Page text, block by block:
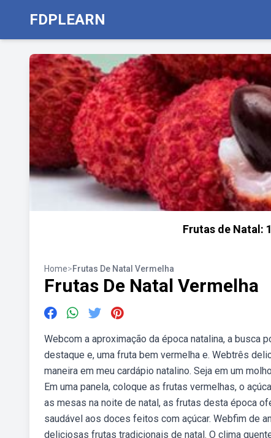
FDPLEARN
Frutas de Natal:
Home>Frutas De Natal Vermelha
Frutas De Natal Vermelha
Webcom a aproximação da época natalina, a busca
destaque e, uma fruta bem vermelha e. Webtrês
maneira em meu cardápio natalino. Seja em um
Em uma panela, coloque as frutas vermelhas, o
as mesas na noite de natal, as frutas desta época
saudável aos doces feitos com açúcar. Webfim de
deliciosas frutas tradicionais de natal. O clima